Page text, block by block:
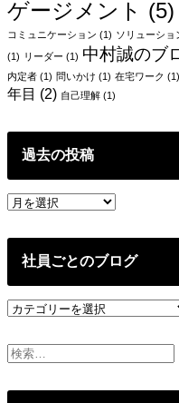
ゲージメント (5)
コミュニケーション (1) ソリューショ
(1) リーダー (1) 中村誠のブ
内定者 (1) 問いかけ (1) 在宅ワーク (1)
年目 (2) 自己理解 (1)
過去の投稿
過
の
社員ごとのブログ
社
ご
と